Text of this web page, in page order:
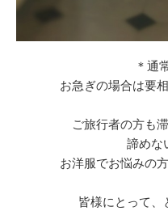
＊通
お急ぎの場合は要
ご旅行者の方も
諦めな
お洋服でお悩みの
皆様にとって、